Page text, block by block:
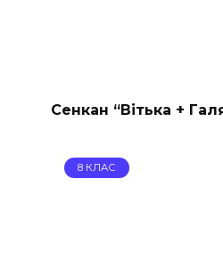
Сенкан “Вітька +
8 КЛАС